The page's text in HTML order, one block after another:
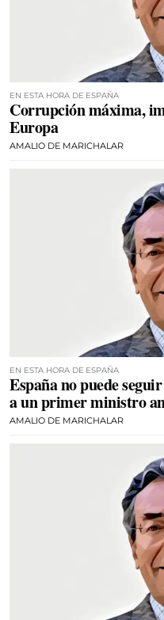
EN ESTA HORA DE ESPAÑA
Corrupción máxima,
Europa
AMALIO DE MARICHALAR
EN ESTA HORA DE ESPAÑA
España no puede
a un primer ministro
AMALIO DE MARICHALAR